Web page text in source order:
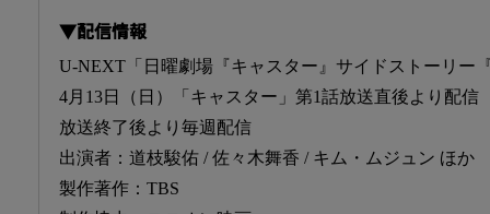
▼配信情報
U-NEXT「日曜劇場『キャスター』サイドストーリー
4月13日（日）「キャスター」第1話放送直後より配
放送終了後より毎週配信
出演者：道枝駿佑 / 佐々木舞香 / キム・ムジュン ほか
製作著作：TBS